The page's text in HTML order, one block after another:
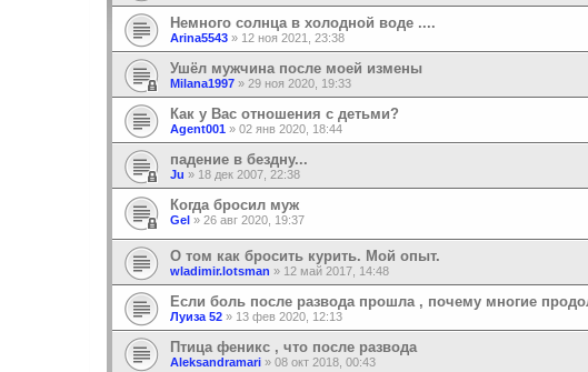
Немного солнца в холодной воде ....
Arina5543 » 12 ноя 2021, 23:38
Ушёл мужчина после моей измены
Milana1997 » 29 ноя 2020, 19:33
Как у Вас отношения с детьми?
Agent001 » 02 янв 2020, 18:44
падение в бездну...
Ju » 18 дек 2007, 22:38
Когда бросил муж
Gel » 26 авг 2020, 19:37
О том как бросить курить. Мой опыт.
wladimir.lotsman » 12 май 2017, 14:48
Если боль после развода прошла , почему многие
Луиза 52 » 13 фев 2020, 12:13
Птица феникс , что после развода
Aleksandramari » 08 окт 2018, 00:43